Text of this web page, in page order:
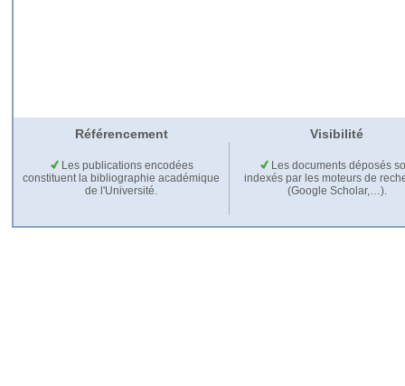
Référencement Visibilité
Les publications encodées
constituent la bibliographie académique
de l'Université.
Les documents déposés
indexés par les moteurs de
(Google Scholar,…).